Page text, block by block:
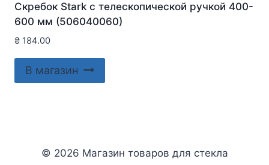
Скребок Stark с телескопической ручкой 400-
600 мм (506040060)
₴ 184.00
В магазин
© 2026 Магазин товаров для стекла